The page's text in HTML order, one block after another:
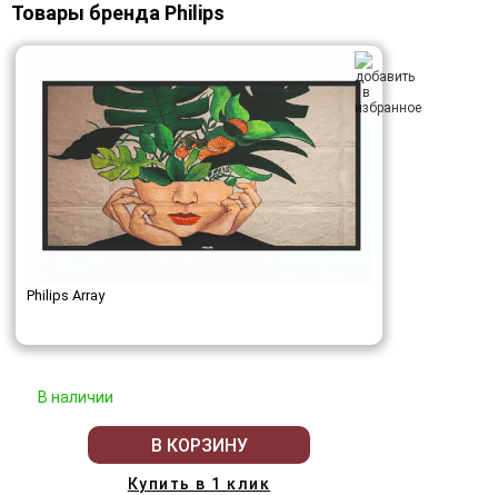
Товары бренда Philips
Philips Array
В наличии
В КОРЗИНУ
Купить в 1 клик